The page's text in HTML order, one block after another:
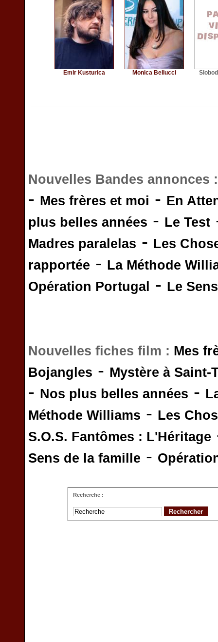
Emir Kusturica Monica Bellucci
Nouvelles Bandes annonces
- Mes frères et moi - En
plus belles années - Le Test
Madres paralelas - Les
rapportée - La Méthode
Opération Portugal
- Le
Nouvelles fiches film : Mes
Bojangles - Mystère à Saint-
- Nos plus belles années -
Méthode Williams - Les
S.O.S. Fantômes : L'Héritage
Sens de la famille -
Recherche :